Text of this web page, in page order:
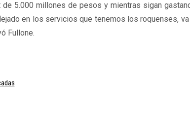
5.000 millones de pesos y mientras sigan
en los servicios que tenemos los roquenses,
Fullone.